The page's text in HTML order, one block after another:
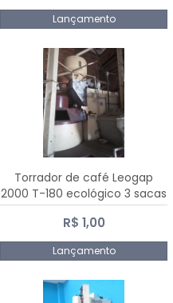
Lançamento
Torrador de café Leogap
2000 T-180 ecológico 3 sacas
de carga 540 kg/h
R$ 1,00
Lançamento